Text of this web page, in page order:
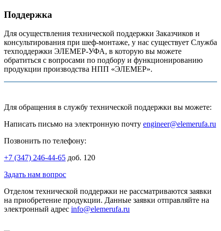
Поддержка
Для осуществления технической поддержки Заказчиков и
консультирования при шеф-монтаже, у нас существует Служба
техподдержки ЭЛЕМЕР-УФА, в которую вы можете
обратиться с вопросами по подбору и функционированию
продукции производства НПП «ЭЛЕМЕР».
Для обращения в службу технической поддержки вы можете:
Написать письмо на электронную почту engineer@elemerufa.ru
Позвонить по телефону:
+7 (347) 246-44-65 доб. 120
Задать нам вопрос
Отделом технической поддержки не рассматриваются заявки
на приобретение продукции. Данные заявки отправляйте на
электронный адрес info@elemerufa.ru